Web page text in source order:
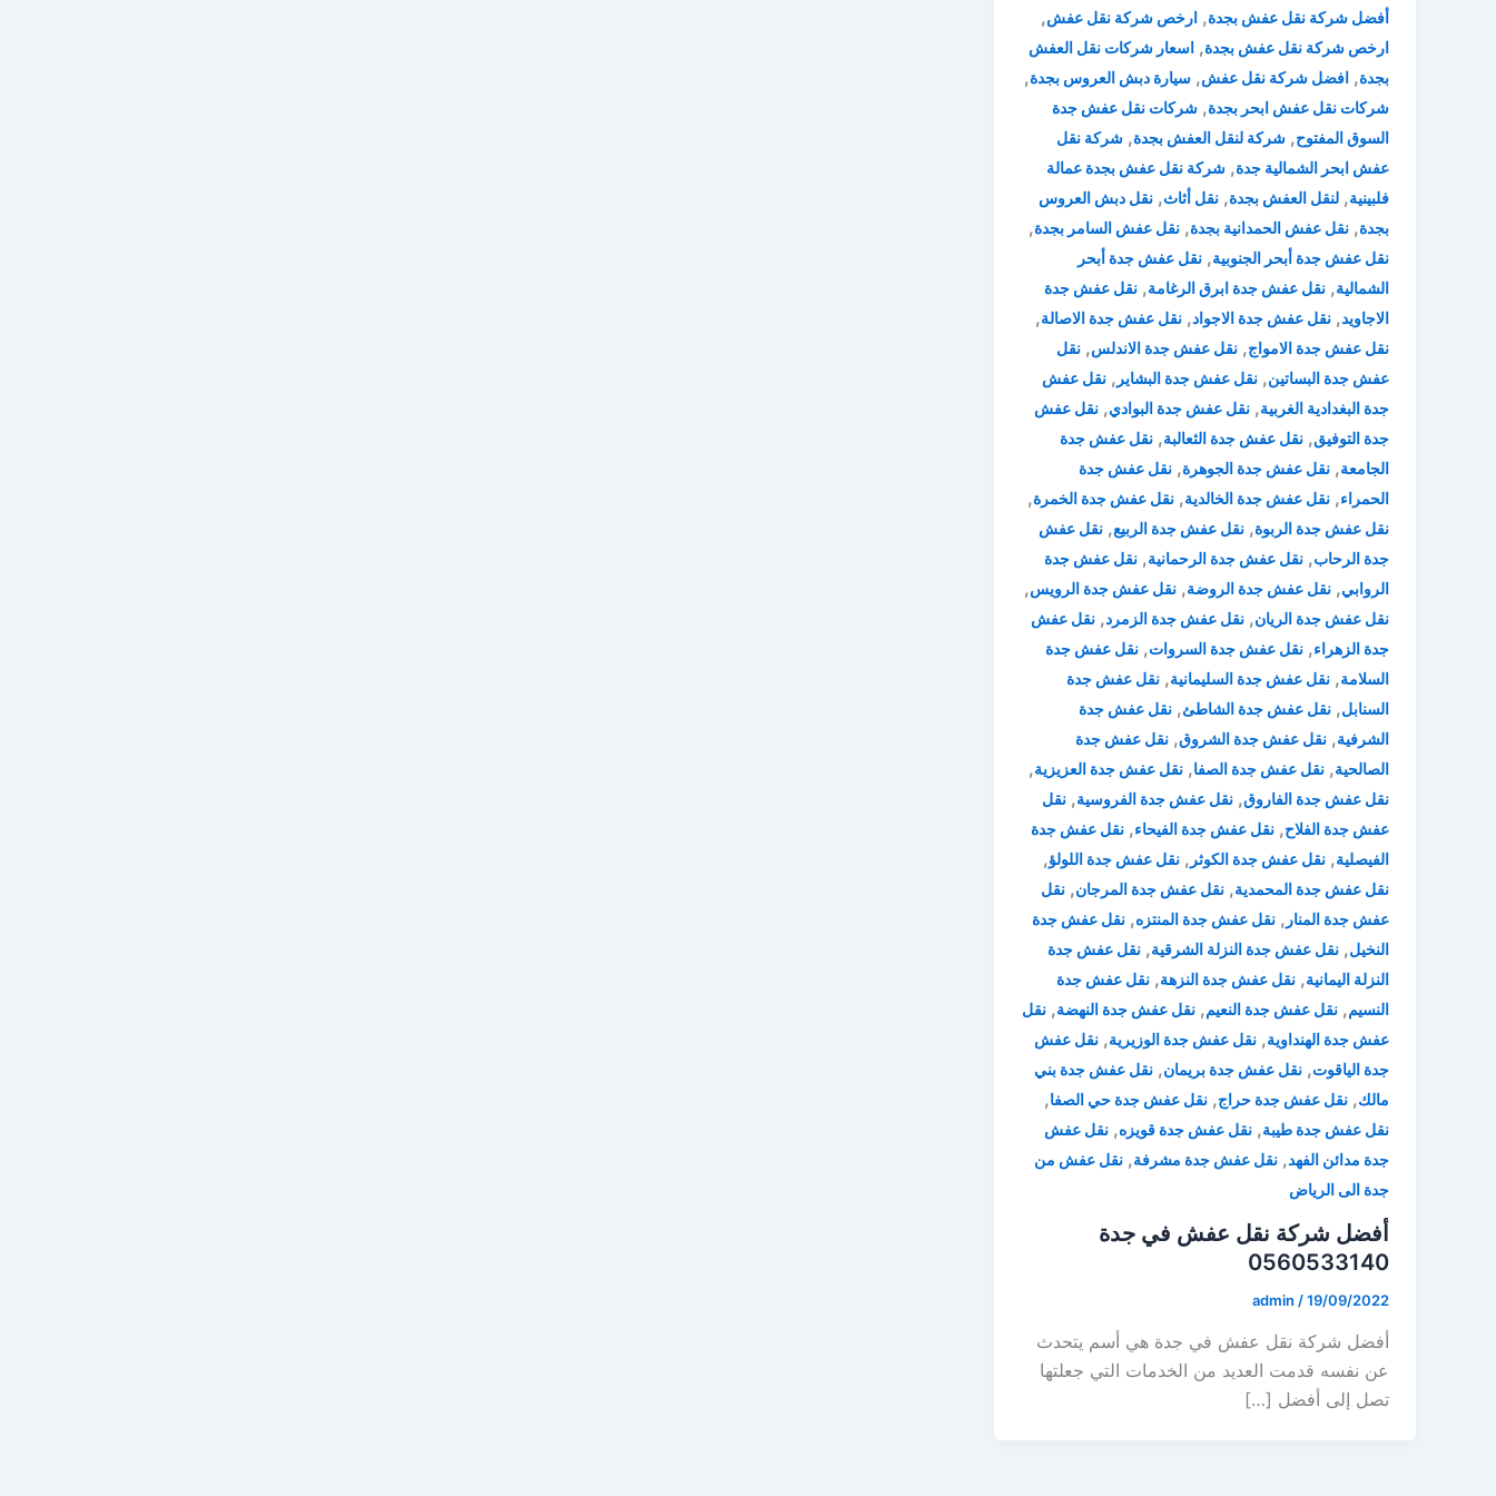
أفضل شركة نقل عفش بجدة, ارخص شركة نقل عفش,
ارخص شركة نقل عفش بجدة, اسعار شركات نقل العفش
بجدة, افضل شركة نقل عفش, سيارة دبش العروس بجدة,
شركات نقل عفش ابحر بجدة, شركات نقل عفش جدة
السوق المفتوح, شركة لنقل العفش بجدة, شركة نقل
عفش ابحر الشمالية جدة, شركة نقل عفش بجدة عمالة
فلبينية, لنقل العفش بجدة, نقل أثاث, نقل دبش العروس
بجدة, نقل عفش الحمدانية بجدة, نقل عفش السامر بجدة,
نقل عفش جدة أبحر الجنوبية, نقل عفش جدة أبحر
الشمالية, نقل عفش جدة ابرق الرغامة, نقل عفش جدة
الاجاويد, نقل عفش جدة الاجواد, نقل عفش جدة الاصالة,
نقل عفش جدة الامواج, نقل عفش جدة الاندلس, نقل
عفش جدة البساتين, نقل عفش جدة البشاير , نقل عفش
جدة البغدادية الغربية, نقل عفش جدة البوادي, نقل عفش
جدة التوفيق, نقل عفش جدة الثعالبة, نقل عفش جدة
الجامعة, نقل عفش جدة الجوهرة, نقل عفش جدة
الحمراء, نقل عفش جدة الخالدية, نقل عفش جدة الخمرة,
نقل عفش جدة الربوة, نقل عفش جدة الربيع, نقل عفش
جدة الرحاب, نقل عفش جدة الرحمانية, نقل عفش جدة
الروابي, نقل عفش جدة الروضة, نقل عفش جدة الرويس,
نقل عفش جدة الريان, نقل عفش جدة الزمرد, نقل عفش
جدة الزهراء, نقل عفش جدة السروات, نقل عفش جدة
السلامة, نقل عفش جدة السليمانية, نقل عفش جدة
السنابل, نقل عفش جدة الشاطئ, نقل عفش جدة
الشرفية, نقل عفش جدة الشروق, نقل عفش جدة
الصالحية, نقل عفش جدة الصفا, نقل عفش جدة العزيزية,
نقل عفش جدة الفاروق, نقل عفش جدة الفروسية, نقل
عفش جدة الفلاح, نقل عفش جدة الفيحاء, نقل عفش جدة
الفيصلية, نقل عفش جدة الكوثر , نقل عفش جدة اللولؤ,
نقل عفش جدة المحمدية, نقل عفش جدة المرجان, نقل
عفش جدة المنار , نقل عفش جدة المنتزه, نقل عفش جدة
النخيل, نقل عفش جدة النزلة الشرقية, نقل عفش جدة
النزلة اليمانية, نقل عفش جدة النزهة, نقل عفش جدة
النسيم, نقل عفش جدة النعيم, نقل عفش جدة النهضة, نقل
عفش جدة الهنداوية, نقل عفش جدة الوزيرية, نقل عفش
جدة الياقوت, نقل عفش جدة بريمان, نقل عفش جدة بني
مالك, نقل عفش جدة حراج, نقل عفش جدة حي الصفا,
نقل عفش جدة طيبة, نقل عفش جدة قويزه, نقل عفش
جدة مدائن الفهد, نقل عفش جدة مشرفة, نقل عفش من
جدة الى الرياض
أفضل شركة نقل عفش في جدة
0560533140
admin /19/09/2022
أفضل شركة نقل عفش في جدة هي أسم يتحدث
عن نفسه قدمت العديد من الخدمات التي جعلتها
تصل إلى أفضل […]